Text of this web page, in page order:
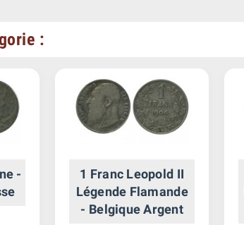
:
-
1 Franc Leopold II
Légende Flamande
- Belgique Argent